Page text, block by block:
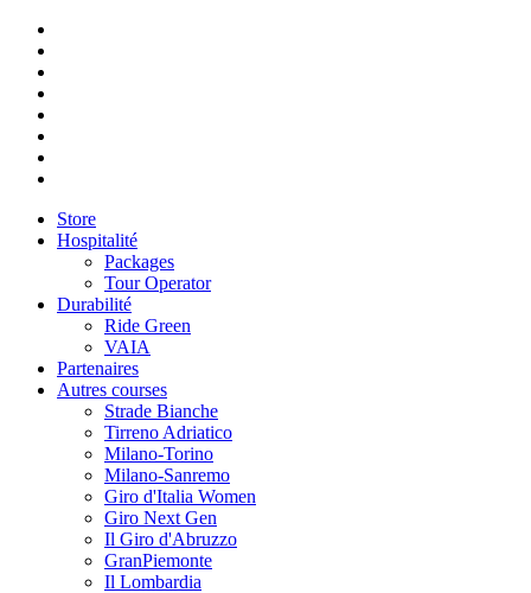
Store
Hospitalité
Packages
Tour Operator
Durabilité
Ride Green
VAIA
Partenaires
Autres courses
Strade Bianche
Tirreno Adriatico
Milano-Torino
Milano-Sanremo
Giro d'Italia Women
Giro Next Gen
Il Giro d'Abruzzo
GranPiemonte
Il Lombardia